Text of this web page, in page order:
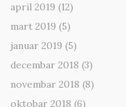
april 2019 (12)
mart 2019 (5)
januar 2019 (5)
decembar 2018 (3)
novembar 2018 (8)
oktobar 2018 (6)